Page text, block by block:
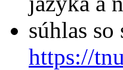
súhlas
https://